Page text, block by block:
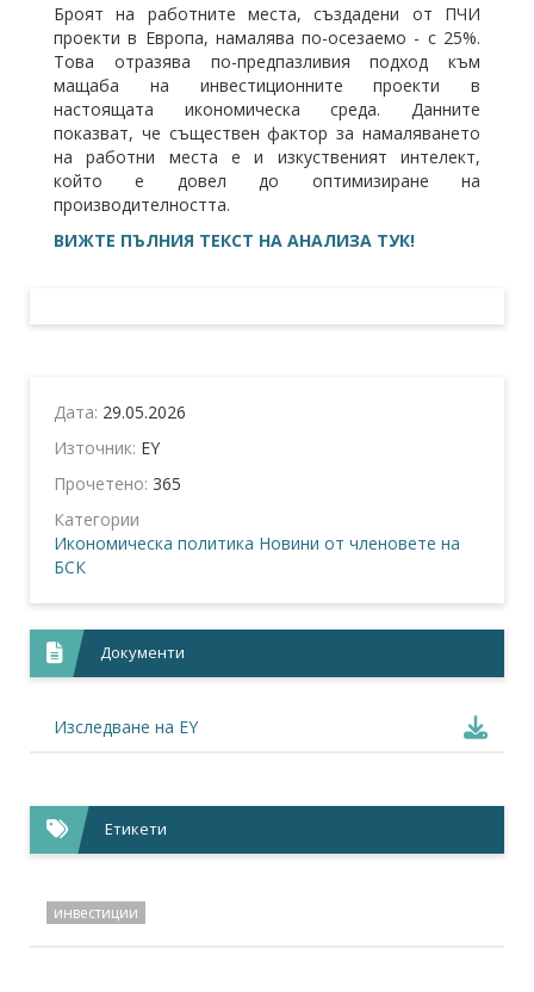
Броят на работните места, създадени от ПЧИ
проекти в Европа, намалява по-осезаемо - с 25%.
Това отразява по-предпазливия подход към
мащаба на инвестиционните проекти в
настоящата икономическа среда. Данните
показват, че съществен фактор за намаляването
на работни места е и изкуственият интелект,
който е довел до оптимизиране на
производителността.
ВИЖТЕ ПЪЛНИЯ ТЕКСТ НА АНАЛИЗА ТУК!
Дата: 29.05.2026
Източник: EY
Прочетено: 365
Категории
Икономическа политика Новини от членовете на
БСК
Документи
Изследване на EY
Етикети
инвестиции